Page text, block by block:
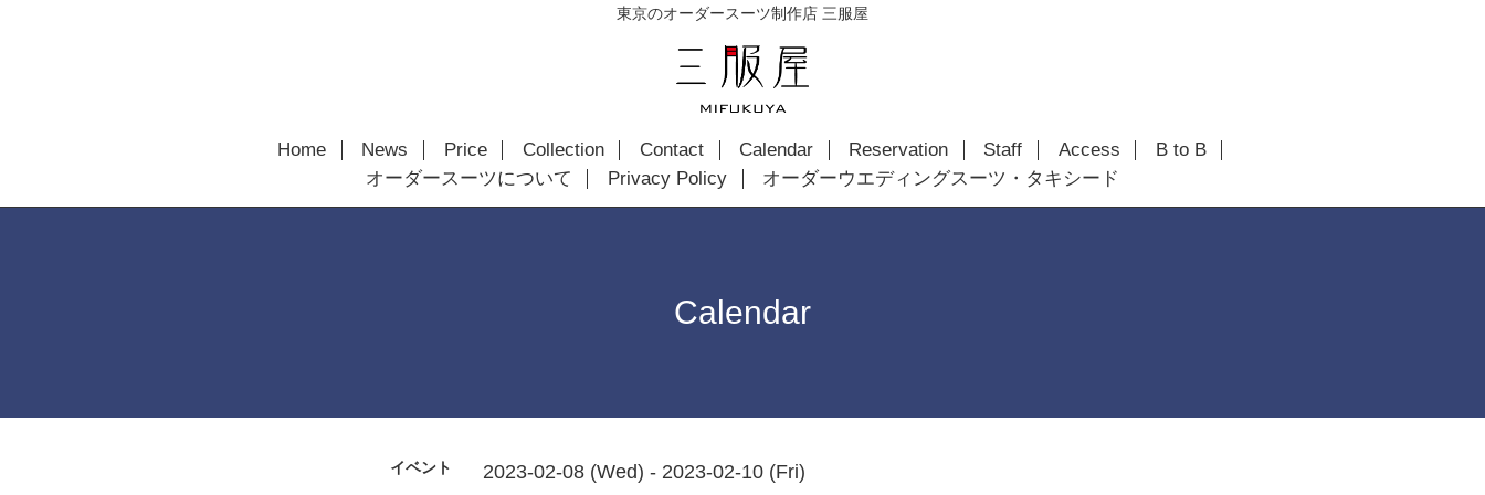
東京のオーダースーツ制作店 三服屋
Home News Price Collection Contact Calendar Reservation Staff Access
B to B
オーダースーツについて
Privacy Policy オーダーウエディングスーツ・タキシード
Calendar
イベント 2023-02-08 (Wed) - 2023-02-10 (Fri)